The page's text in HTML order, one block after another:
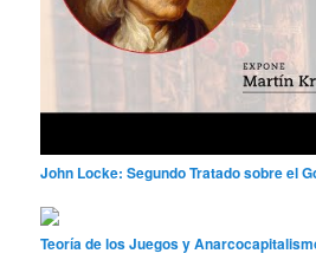
John Locke: Segundo Tratado sobre el
Teoría de los Juegos y